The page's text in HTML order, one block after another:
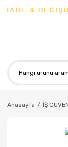
&
Anasayfa İŞ